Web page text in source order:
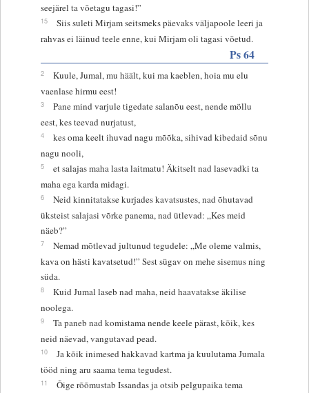
seejärel ta võetagu tagasi!”
15
Siis suleti Mirjam seitsmeks päevaks väljapoole leeri ja
rahvas ei läinud teele enne, kui Mirjam oli tagasi võetud.
Ps 64
2
Kuule, Jumal, mu häält, kui ma kaeblen, hoia mu elu
vaenlase hirmu eest!
3
Pane mind varjule tigedate salanõu eest, nende möllu
eest, kes teevad nurjatust,
4
kes oma keelt ihuvad nagu mõõka, sihivad kibedaid sõnu
nagu nooli,
5
et salajas maha lasta laitmatu! Äkitselt nad lasevadki ta
maha ega karda midagi.
6
Neid kinnitatakse kurjades kavatsustes, nad õhutavad
üksteist salajasi võrke panema, nad ütlevad: „Kes meid
näeb?”
7
Nemad mõtlevad jultunud tegudele: „Me oleme valmis,
kava on hästi kavatsetud!” Sest sügav on mehe sisemus ning
süda.
8
Kuid Jumal laseb nad maha, neid haavatakse äkilise
noolega.
9
Ta paneb nad komistama nende keele pärast, kõik, kes
neid näevad, vangutavad pead.
10
Ja kõik inimesed hakkavad kartma ja kuulutama Jumala
tööd ning aru saama tema tegudest.
11
Õige rõõmustab Issandas ja otsib pelgupaika tema